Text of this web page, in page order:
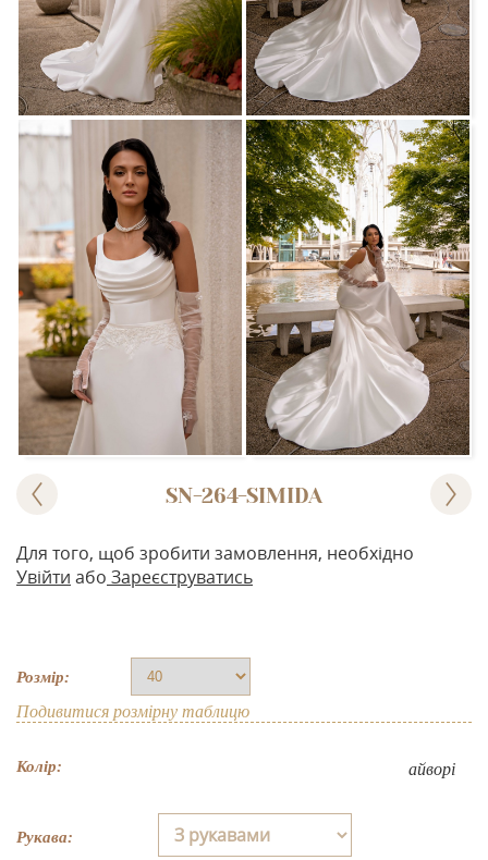
SN-264-SIMIDA
Для того, щоб зробити замовлення, необхідно
Увійти або Зареєструватись
Розмір:
Подивитися розмірну таблицю
Колір: айворі
Рукава: